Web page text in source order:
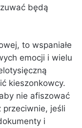
będą
to wspaniałe
emocji i wielu
kieszonkowcy.
nie afiszować
jeśli
i